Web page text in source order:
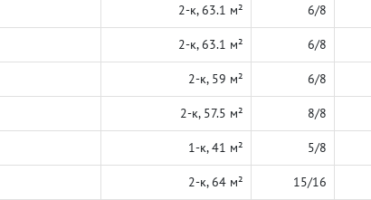
2-к, 63.1 м² 6/8
2-к, 63.1 м² 6/8
2-к, 59 м² 6/8
2-к, 57.5 м² 8/8
1-к, 41 м² 5/8
2-к, 64 м² 15/16